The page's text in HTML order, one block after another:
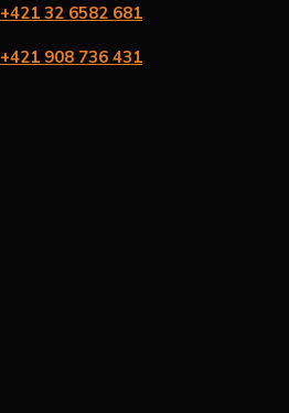
+421 32 6582 681
+421 908 736 431